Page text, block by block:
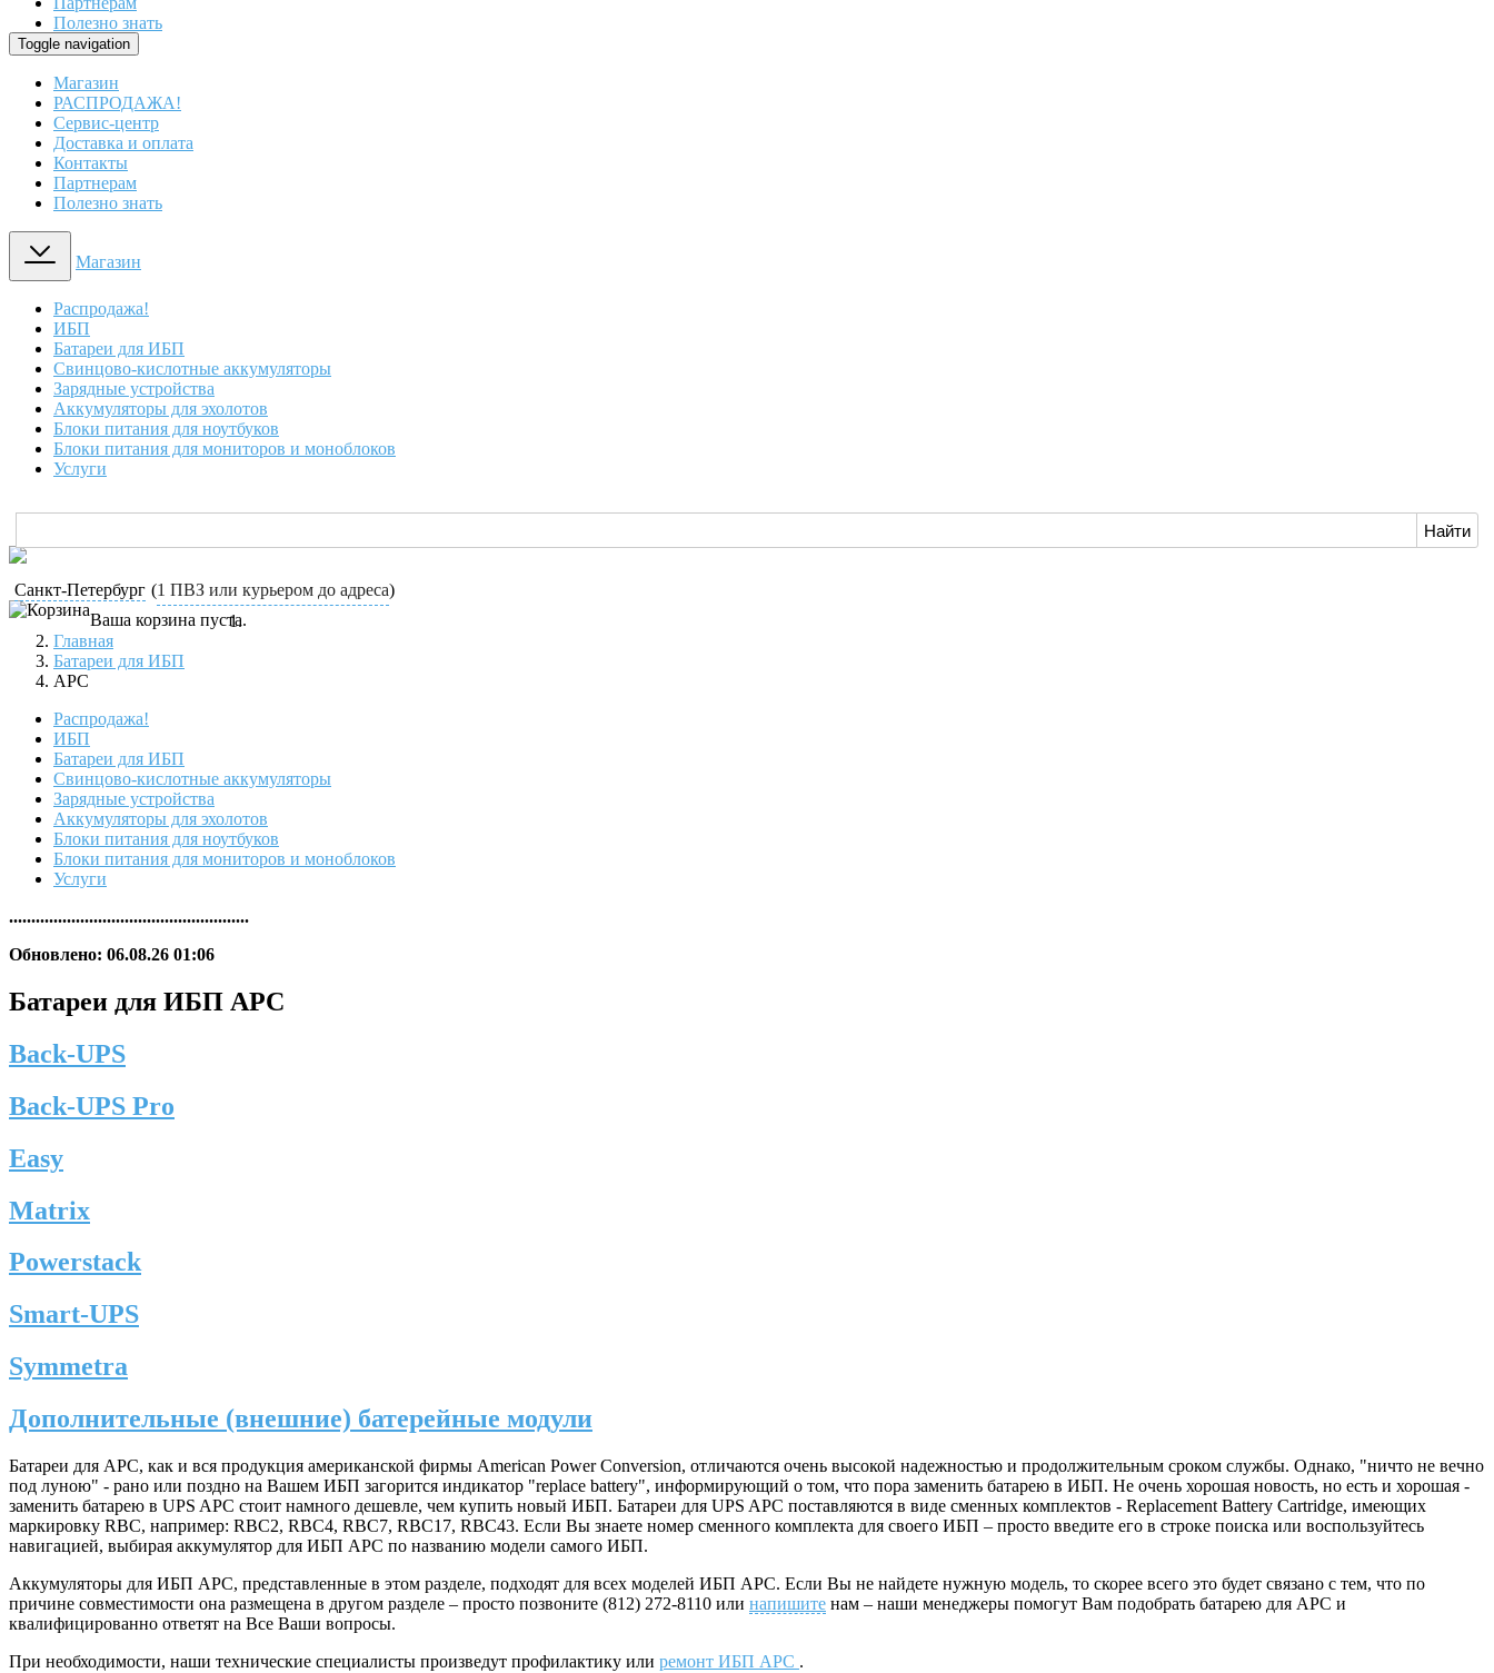
Полезно знать
Toggle navigation
Магазин
РАСПРОДАЖА!
Сервис-центр
Доставка и оплата
Контакты
Партнерам
Полезно знать
Магазин
Распродажа!
ИБП
Батареи для ИБП
Свинцово-кислотные аккумуляторы
Зарядные устройства
Аккумуляторы для эхолотов
Блоки питания для ноутбуков
Блоки питания для мониторов и моноблоков
Услуги
Санкт-Петербург (1 ПВЗ или курьером до адреса)
Ваша корзина пуста.
Главная
Батареи для ИБП
APC
Распродажа!
ИБП
Батареи для ИБП
Свинцово-кислотные аккумуляторы
Зарядные устройства
Аккумуляторы для эхолотов
Блоки питания для ноутбуков
Блоки питания для мониторов и моноблоков
Услуги
......................................................
Обновлено: 06.08.26 01:06
Батареи для ИБП APC
Back-UPS
Back-UPS Pro
Easy
Matrix
Powerstack
Smart-UPS
Symmetra
Дополнительные (внешние) батерейные модули
Батареи для APC, как и вся продукция американской фирмы American Power Conversion, отличаются очень высокой надежностью и продолжительным сроком службы. Однако, "ничто не вечно
под луною" - рано или поздно на Вашем ИБП загорится индикатор "replace battery", информирующий о том, что пора заменить батарею в ИБП. Не очень хорошая новость, но есть и хорошая -
заменить батарею в UPS APC стоит намного дешевле, чем купить новый ИБП. Батареи для UPS APC поставляются в виде сменных комплектов - Replacement Battery Cartridge, имеющих
маркировку RBC, например: RBC2, RBC4, RBC7, RBC17, RBC43. Если Вы знаете номер сменного комплекта для своего ИБП – просто введите его в строке поиска или воспользуйтесь
навигацией, выбирая аккумулятор для ИБП APC по названию модели самого ИБП.
Аккумуляторы для ИБП APC, представленные в этом разделе, подходят для всех моделей ИБП АРС. Если Вы не найдете нужную модель, то скорее всего это будет связано с тем, что по
причине совместимости она размещена в другом разделе – просто позвоните (812) 272-8110 или напишите нам – наши менеджеры помогут Вам подобрать батарею для APC и
квалифицированно ответят на Все Ваши вопросы.
При необходимости, наши технические специалисты произведут профилактику или ремонт ИБП APC .